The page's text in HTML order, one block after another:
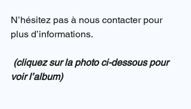
N’hésitez pas à nous contacter pour
plus d’informations.
(cliquez sur la photo ci-dessous pour
voir l’album)